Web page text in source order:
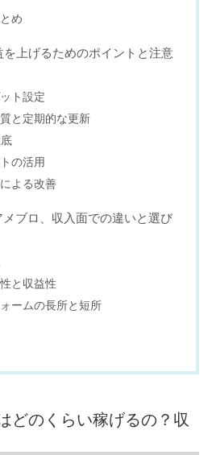
め
を上げるためのポイントと注意
ト設定
と定期的な更新
の活用
よる改善
ブロ、収入面での違いと選び
と収益性
ームの長所と短所
どのくらい稼げるの？収